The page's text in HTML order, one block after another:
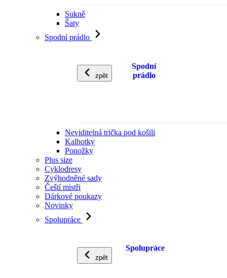
Sukně
Šaty
Spodní prádlo
zpět
Spodní
prádlo
Neviditelná trička pod košili
Kalhotky
Ponožky
Plus size
Cyklodresy
Zvýhodněné sady
Čeští mistři
Dárkové poukazy
Novinky
Spolupráce
zpět
Spolupráce